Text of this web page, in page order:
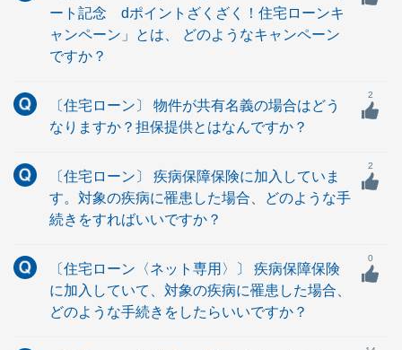
ート記念 dポイントざくざく！住宅ローンキ
ャンペーン」とは、 どのようなキャンペーン
ですか？
〔住宅ローン〕 物件が共有名義の場合はどう
なりますか？担保提供とはなんですか？
2
〔住宅ローン〕 疾病保障保険に加入していま
す。対象の疾病に罹患した場合、どのような手
続きをすればいいですか？
2
〔住宅ローン〈ネット専用〉〕 疾病保障保険
に加入していて、対象の疾病に罹患した場合、
どのような手続きをしたらいいですか？
0